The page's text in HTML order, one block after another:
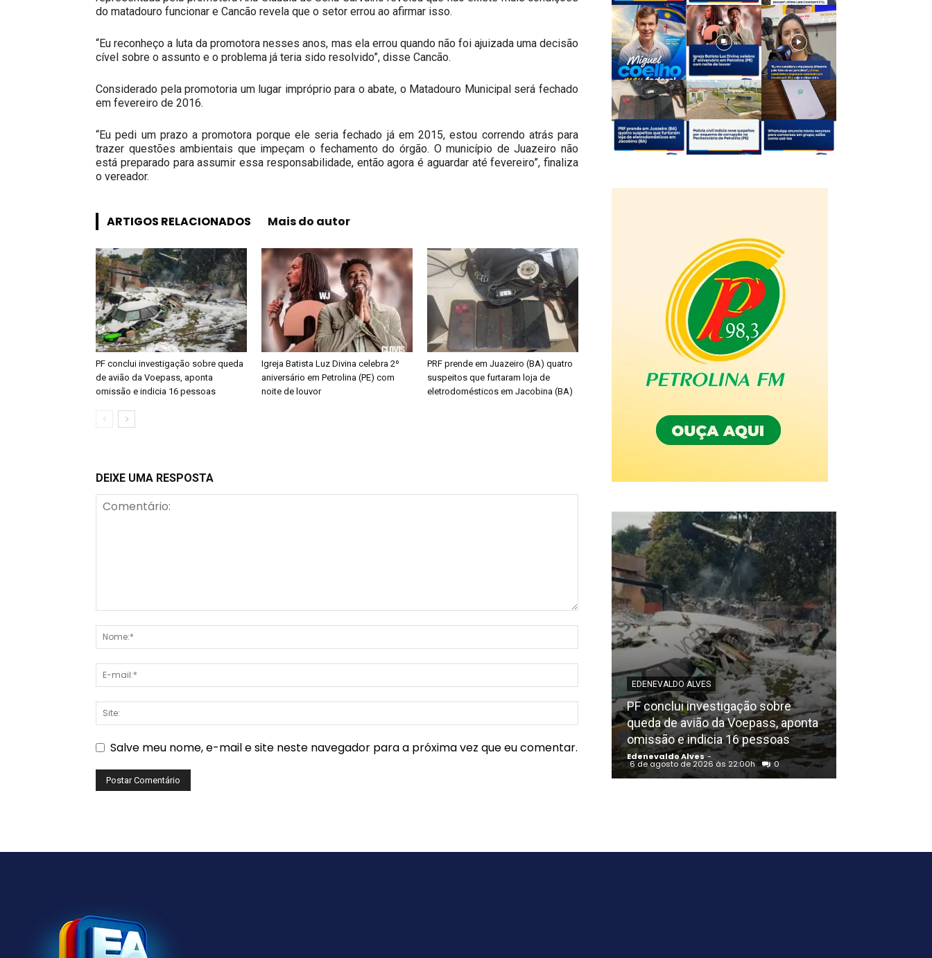
do matadouro funcionar e Cancão revela que o setor errou ao afirmar isso.
“Eu reconheço a luta da promotora nesses anos, mas ela errou quando não foi ajuizada uma decisão
cível sobre o assunto e o problema já teria sido resolvido”, disse Cancão.
Considerado pela promotoria um lugar impróprio para o abate, o Matadouro Municipal será fechado
em fevereiro de 2016.
“Eu pedi um prazo a promotora porque ele seria fechado já em 2015, estou correndo atrás para
trazer questões ambientais que impeçam o fechamento do órgão. O município de Juazeiro não
está preparado para assumir essa responsabilidade, então agora é aguardar até fevereiro”, finaliza
o vereador.
ARTIGOS RELACIONADOS Mais do autor
PF conclui investigação sobre queda
de avião da Voepass, aponta
omissão e indicia 16 pessoas
Igreja Batista Luz Divina celebra 2º
aniversário em Petrolina (PE) com
noite de louvor
PRF prende em Juazeiro (BA) quatro
suspeitos que furtaram loja de
eletrodomésticos em Jacobina (BA)
DEIXE UMA RESPOSTA
Salve meu nome, e-mail e site neste navegador para a próxima vez que eu comentar.
EDENEVALDO ALVES
PF conclui investigação sobre
queda de avião da Voepass, aponta
omissão e indicia 16 pessoas
Edenevaldo Alves -
6 de agosto de 2026 às 22:00h 0